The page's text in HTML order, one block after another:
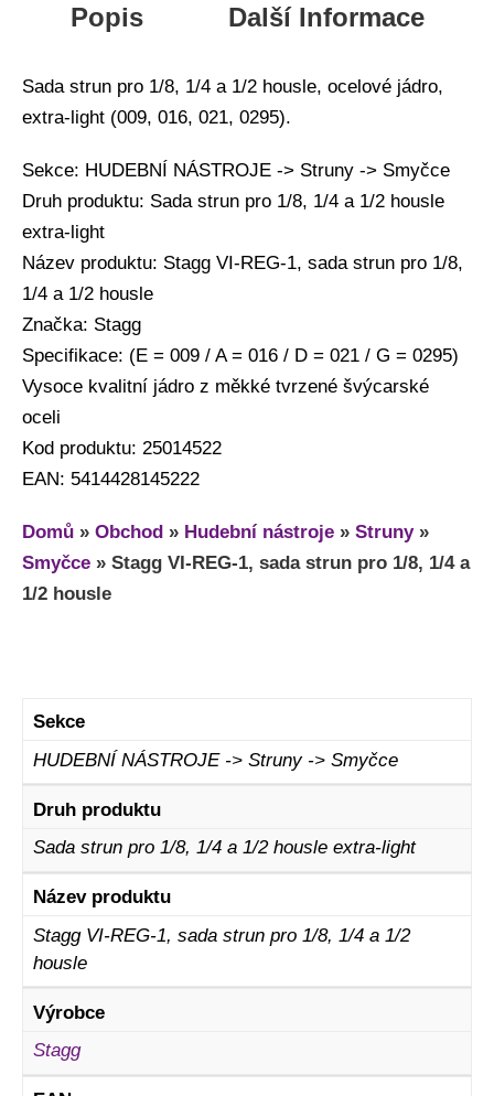
Popis Další Informace
Sada strun pro 1/8, 1/4 a 1/2 housle, ocelové jádro,
extra-light (009, 016, 021, 0295).
Sekce: HUDEBNÍ NÁSTROJE -> Struny -> Smyčce
Druh produktu: Sada strun pro 1/8, 1/4 a 1/2 housle
extra-light
Název produktu: Stagg VI-REG-1, sada strun pro 1/8,
1/4 a 1/2 housle
Značka: Stagg
Specifikace: (E = 009 / A = 016 / D = 021 / G = 0295)
Vysoce kvalitní jádro z měkké tvrzené švýcarské
oceli
Kod produktu: 25014522
EAN: 5414428145222
Domů » Obchod » Hudební nástroje » Struny»
Smyčce » Stagg VI-REG-1, sada strun pro 1/8, 1/4 a
1/2 housle
Sekce
HUDEBNÍ NÁSTROJE -> Struny -> Smyčce
Druh produktu
Sada strun pro 1/8, 1/4 a 1/2 housle extra-light
Název produktu
Stagg VI-REG-1, sada strun pro 1/8, 1/4 a 1/2
housle
Výrobce
Stagg